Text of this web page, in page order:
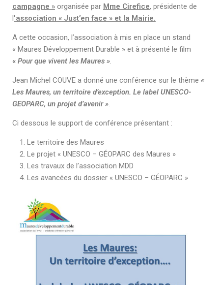
campagne » organisée par Mme Cirefice, présidente de
l’association « Just’en face » et la Mairie.
A cette occasion, l’association à mis en place un stand
« Maures Développement Durable » et à présenté le film
« Pour que vivent les Maures ».
Jean Michel COUVE a donné une conférence sur le thème «
Les Maures, un territoire d’exception. Le label UNESCO-
GEOPARC, un projet d’avenir ».
Ci dessous le support de conférence présentant :
Le territoire des Maures
Le projet « UNESCO – GÉOPARC des Maures »
Les travaux de l’association MDD
Les avancées du dossier « UNESCO – GÉOPARC »